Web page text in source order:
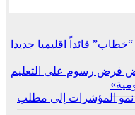
قائداً اقليميا جديدا
فرض رسوم على التعليم
نمو المؤشرات إلى مطلب